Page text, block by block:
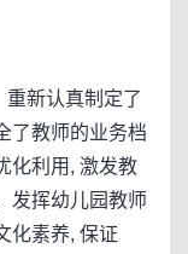
新认真制定了
了教师的业务档
化利用, 激发教
发挥幼儿园教师
化素养, 保证